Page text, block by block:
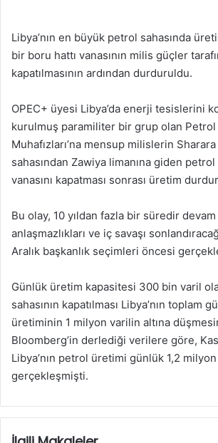
Libya’nın en büyük petrol sahasında
bir boru hattı vanasının milis güçler
kapatılmasının ardından durduruldu.
OPEC+ üyesi Libya’da enerji tesislerini
kurulmuş paramiliter bir grup olan
Muhafızları’na mensup milislerin
sahasından Zawiya limanına giden petrol
vanasını kapatması sonrası üretim
Bu olay, 10 yıldan fazla bir süredir
anlaşmazlıkları ve iç savaşı
Aralık başkanlık seçimleri öncesi
Günlük üretim kapasitesi 300 bin varil
sahasının kapatılması Libya’nın toplam
üretiminin 1 milyon varilin altına
Bloomberg’in derlediği verilere göre,
Libya’nın petrol üretimi günlük 1,2
gerçekleşmişti.